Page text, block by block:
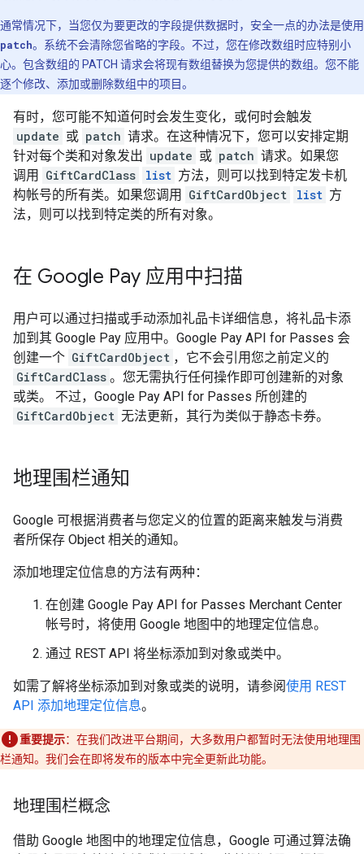
通常情况下，当您仅为要更改的字段提供数据时，安全一点的办法是使用
patch。系统不会清除您省略的字段。不过，您在修改数组时应特别小
心。包含数组的 PATCH 请求会将现有数组替换为您提供的数组。您不能
逐个修改、添加或删除数组中的项目。
有时，您可能不知道何时会发生变化，或何时会触发
update 或 patch 请求。在这种情况下，您可以安排定期
针对每个类和对象发出 update 或 patch 请求。如果您
调用
GiftCardClass list 方法，则可以找到特定发卡机
构帐号的所有类。如果您调用
GiftCardObject list 方
法，则可以找到特定类的所有对象。
在 Google Pay 应用中扫描
用户可以通过扫描或手动添加礼品卡详细信息，将礼品卡添
加到其 Google Pay 应用中。Google Pay API for Passes 会
创建一个 GiftCardObject ，它不会引用您之前定义的
GiftCardClass 。您无需执行任何操作即可创建新的对象
或类。 不过，Google Pay API for Passes 所创建的
GiftCardObject 无法更新，其行为类似于静态卡券。
地理围栏通知
Google 可根据消费者与您定义的位置的距离来触发与消费
者所保存 Object 相关的通知。
添加地理定位信息的方法有两种：
在创建 Google Pay API for Passes Merchant Center
帐号时，将使用 Google 地图中的地理定位信息。
通过 REST API 将坐标添加到对象或类中。
如需了解将坐标添加到对象或类的说明，请参阅使用 REST
API 添加地理定位信息。
重要提示：在我们改进平台期间，大多数用户都暂时无法使用地理围
栏通知。我们会在即将发布的版本中完全更新此功能。
地理围栏概念
借助 Google 地图中的地理定位信息，Google 可通过算法确